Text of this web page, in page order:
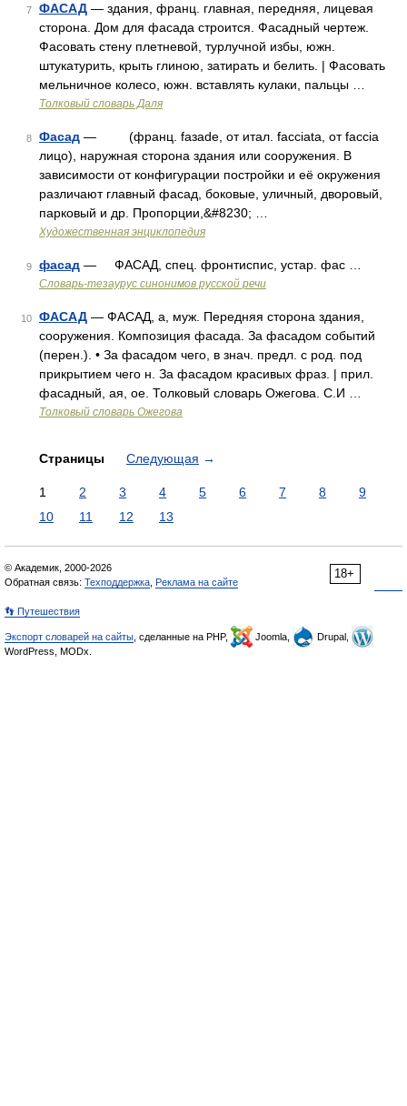
7 ФАСАД — здания, франц. главная, передняя, лицевая
сторона. Дом для фасада строится. Фасадный чертеж.
Фасовать стену плетневой, турлучной избы, южн.
штукатурить, крыть глиною, затирать и белить. | Фасовать
мельничное колесо, южн. вставлять кулаки, пальцы …
Толковый словарь Даля
8 Фасад — (франц. faзade, от итал. facciata, от faccia
лицо), наружная сторона здания или сооружения. В
зависимости от конфигурации постройки и её окружения
различают главный фасад, боковые, уличный, дворовый,
парковый и др. Пропорции,&#8230; …
Художественная энциклопедия
9 фасад — ФАСАД, спец. фронтиспис, устар. фас …
Словарь-тезаурус синонимов русской речи
10 ФАСАД — ФАСАД, а, муж. Передняя сторона здания,
сооружения. Композиция фасада. За фасадом событий
(перен.). • За фасадом чего, в знач. предл. с род. под
прикрытием чего н. За фасадом красивых фраз. | прил.
фасадный, ая, ое. Толковый словарь Ожегова. С.И …
Толковый словарь Ожегова
Страницы Следующая →
1 2 3 4 5 6 7 8
9
10
11 12 13
18+
© Академик, 2000-2026
Обратная связь: Техподдержка Реклама на сайте
👣 Путешествия
Экспорт словарей на сайты , сделанные на PHP, Joomla,
Drupal,
WordPress, MODx.